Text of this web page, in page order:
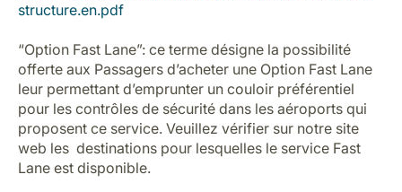
structure.en.pdf
“Option Fast Lane”: ce terme désigne la possibilité
offerte aux Passagers d’acheter une Option Fast Lane
leur permettant d’emprunter un couloir préférentiel
pour les contrôles de sécurité dans les aéroports qui
proposent ce service. Veuillez vérifier sur notre site
web les destinations pour lesquelles le service Fast
Lane est disponible.